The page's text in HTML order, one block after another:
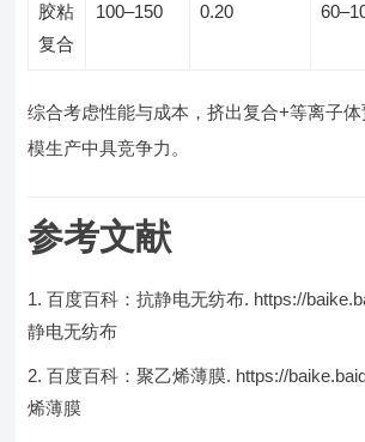
胶粘
复合
100–150 0.20
综合考虑性能与成本，挤出复合+等离子
模生产中具竞争力。
参考文献
百度百科：抗静电无纺布. https://
静电无纺布
百度百科：聚乙烯薄膜. https://
烯薄膜